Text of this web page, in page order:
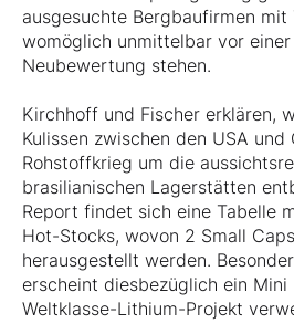
ausgesuchte Bergbaufirmen mit
womöglich unmittelbar vor
Neubewertung stehen.
Kirchhoff und Fischer erklären,
Kulissen zwischen den USA und
Rohstoffkrieg um die
brasilianischen Lagerstätten
Report findet sich eine Tabelle
Hot-Stocks, wovon 2 Small
herausgestellt werden.
erscheint diesbezüglich ein
Weltklasse-Lithium-Projekt